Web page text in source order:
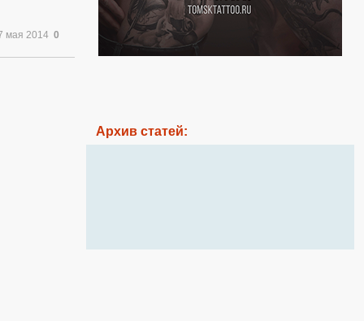
мая 2014 0
Архив статей: